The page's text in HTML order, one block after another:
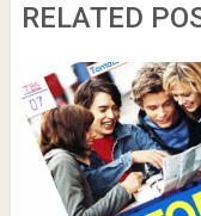
RELATED